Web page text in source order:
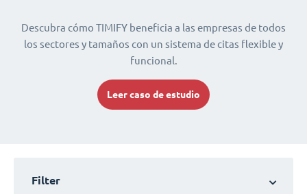
Descubra cómo TIMIFY beneficia a las empresas de todos
los sectores y tamaños con un sistema de citas flexible y
funcional.
Leer caso de estudio
Filter